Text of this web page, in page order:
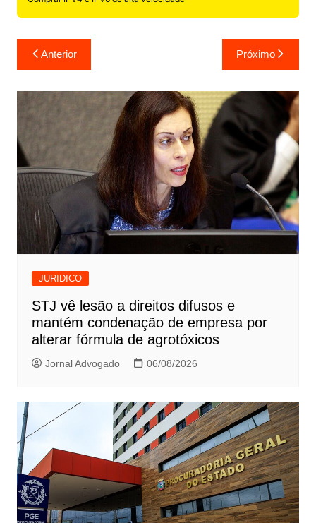
Navegação
de
Post
Anterior Próximo
JURIDICO
STJ vê lesão a direitos difusos e
mantém condenação de empresa por
alterar fórmula de agrotóxicos
Jornal Advogado 06/08/2026